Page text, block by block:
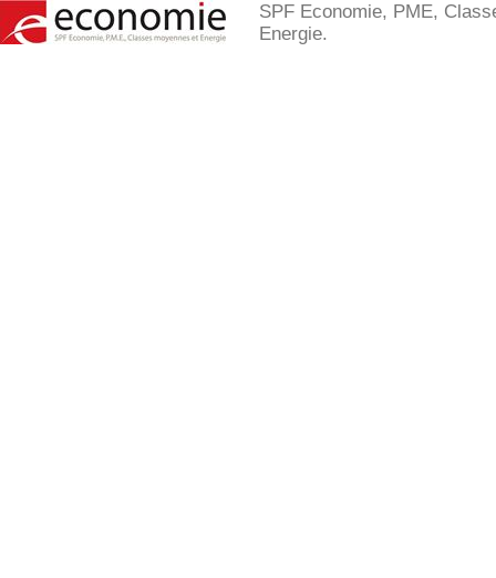
SPF Economie, PME,
Energie.